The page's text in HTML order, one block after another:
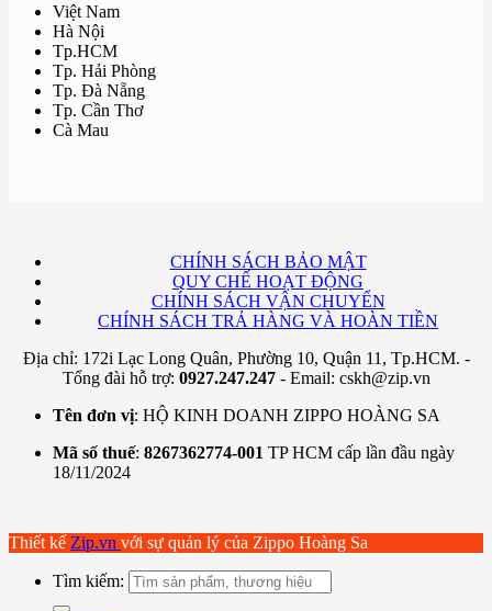
Việt Nam
Hà Nội
Tp.HCM
Tp. Hải Phòng
Tp. Đà Nẵng
Tp. Cần Thơ
Cà Mau
CHÍNH SÁCH BẢO MẬT
QUY CHẾ HOẠT ĐỘNG
CHÍNH SÁCH VẬN CHUYỂN
CHÍNH SÁCH TRẢ HÀNG VÀ HOÀN TIỀN
Địa chỉ: 172i Lạc Long Quân, Phường 10, Quận 11, Tp.HCM. -
Tổng đài hỗ trợ: 0927.247.247- Email: cskh@zip.vn
Tên đơn vị: HỘ KINH DOANH ZIPPO HOÀNG SA
Mã số thuế: 8267362774-001 TP HCM cấp lần đầu ngày
18/11/2024
Thiết kế Zip.vn với sự quản lý của Zippo Hoàng Sa
Tìm kiếm: